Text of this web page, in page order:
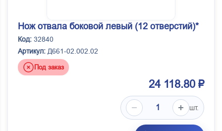
МТЗ
Наб.Челны
ОАО Автоагрегат г.Ливны
Нож отвала боковой левый (12 отверстий)*
Код: 32840
Артикул: Д661-02.002.02
Под заказ
24 118.80 ₽
шт.